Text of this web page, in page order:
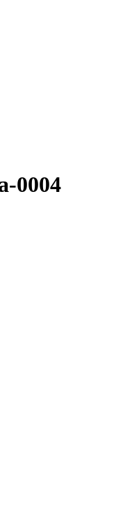
0004